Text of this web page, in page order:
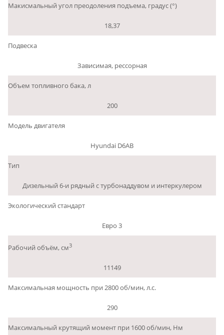
Макисмальный угол преодоления подъема, градус (°)
18,37
Подвеска
Зависимая, рессорная
Объем топливного бака, л
200
Модель двигателя
Hyundai D6AB
Тип
Дизельный 6-и рядный с турбонаддувом и интеркулером
Экологический стандарт
Евро 3
Рабочий объём, см3
11149
Максимальная мощность при 2800 об/мин, л.с.
290
Максимальный крутящий момент при 1600 об/мин, Нм